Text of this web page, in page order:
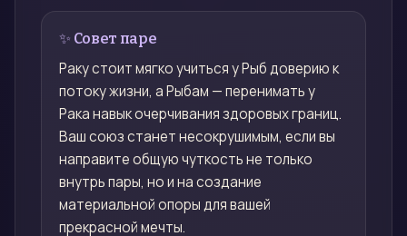
✨ Совет паре
Раку стоит мягко учиться у Рыб доверию к
потоку жизни, а Рыбам — перенимать у
Рака навык очерчивания здоровых границ.
Ваш союз станет несокрушимым, если вы
направите общую чуткость не только
внутрь пары, но и на создание
материальной опоры для вашей
прекрасной мечты.